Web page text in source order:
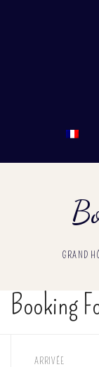
GRAND
Booking
ARRIVÉE